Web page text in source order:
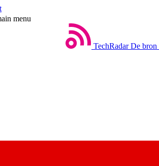
menu
TechRadar De bron